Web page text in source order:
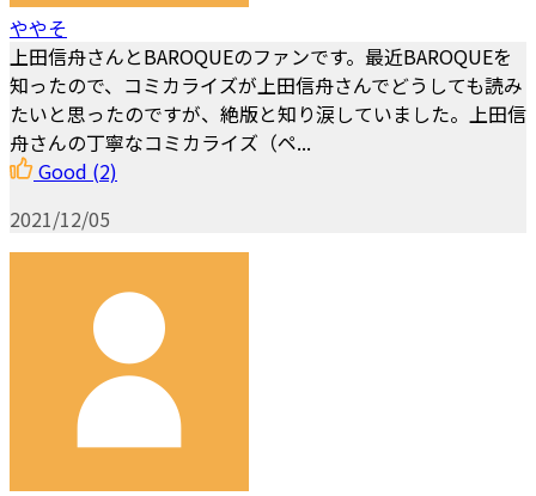
ややそ
上田信舟さんとBAROQUEのファンです。最近BAROQUEを
知ったので、コミカライズが上田信舟さんでどうしても読み
たいと思ったのですが、絶版と知り涙していました。上田信
舟さんの丁寧なコミカライズ（ペ...
Good (2)
2021/12/05